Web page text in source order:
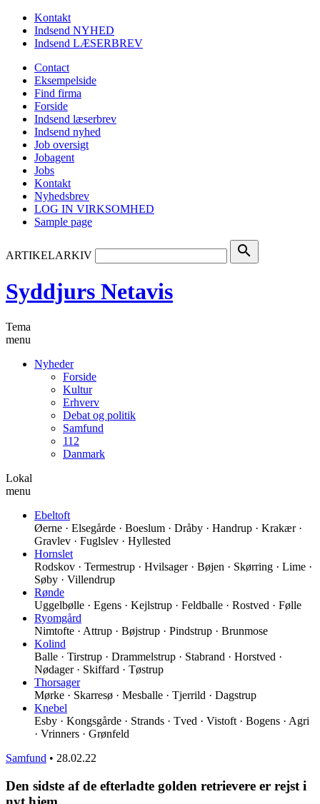
Kontakt
Indsend NYHED
Indsend LÆSERBREV
Contact
Eksempelside
Find firma
Forside
Indsend læserbrev
Indsend nyhed
Job oversigt
Jobagent
Jobs
Kontakt
Nyhedsbrev
LOG IN VIRKSOMHED
Sample page
ARTIKELARKIV search
Syddjurs Netavis
Tema
menu
Nyheder
Forside
Kultur
Erhverv
Debat og politik
Samfund
112
Danmark
Lokal
menu
Ebeltoft
Øerne · Elsegårde · Boeslum · Dråby · Handrup · Krakær ·
Gravlev · Fuglslev · Hyllested
Hornslet
Rodskov · Termestrup · Hvilsager · Bøjen · Skørring · Lime ·
Søby · Villendrup
Rønde
Uggelbølle · Egens · Kejlstrup · Feldballe · Rostved · Følle
Ryomgård
Nimtofte · Attrup · Bøjstrup · Pindstrup · Brunmose
Kolind
Balle · Tirstrup · Drammelstrup · Stabrand · Horstved ·
Nødager · Skiffard · Tøstrup
Thorsager
Mørke · Skarresø · Mesballe · Tjerrild · Dagstrup
Knebel
Esby · Kongsgårde · Strands · Tved · Vistoft · Bogens · Agri
· Vrinners · Grønfeld
Samfund • 28.02.22
Den sidste af de efterladte golden retrievere er rejst i